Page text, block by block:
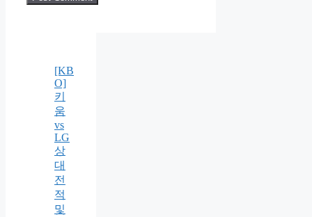
[KB
O]
키
움
vs
LG
상
대
전
적
및